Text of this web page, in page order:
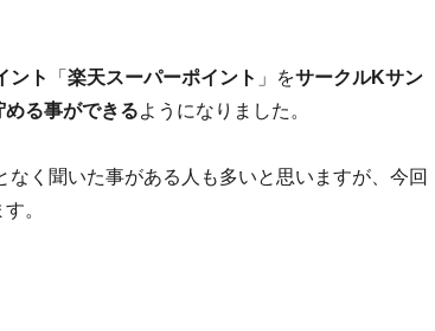
ント 「 楽天スーパーポイント 」をサークルKサン
る事ができるようになりました。
く聞いた事がある人も多いと思いますが、今回
。